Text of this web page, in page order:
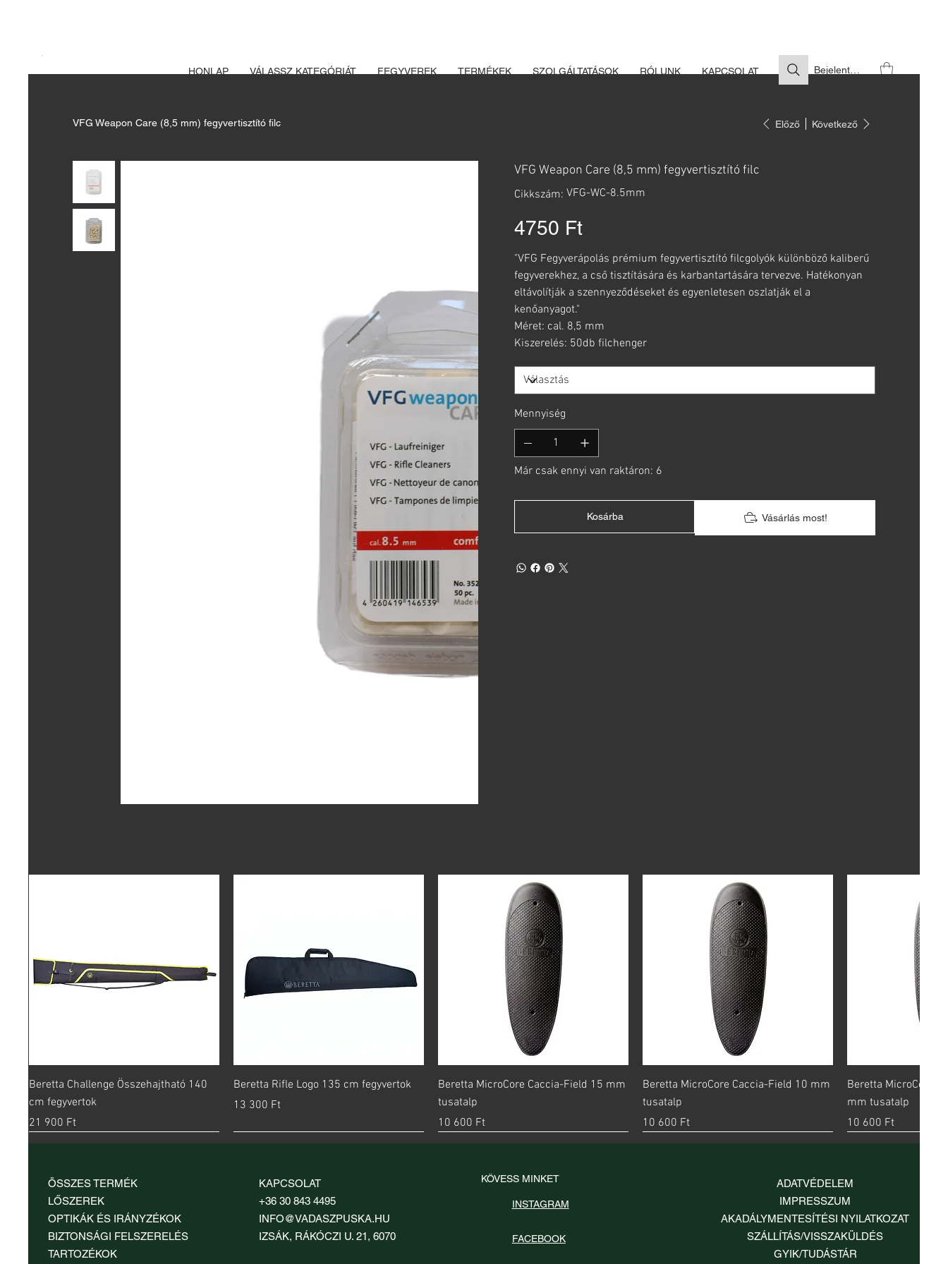
Bejelentkezés
HONLAP VÁLASSZ KATEGÓRIÁT FEGYVEREK TERMÉKEK SZOLGÁLTATÁSOK RÓLUNK KAPCSOLAT
VFG Weapon Care (8,5 mm) fegyvertisztító filc Előző Következő
VFG Weapon Care (8,5 mm) fegyvertisztító filc
Cikkszám: Cikkszám:
VFG-
VFG-WC-8.5mm
4750 Ft
"VFG Fegyverápolás prémium fegyvertisztító filcgolyók különböző kaliberű
fegyverekhez, a cső tisztítására és karbantartására tervezve. Hatékonyan
eltávolítják a szennyeződéseket és egyenletesen oszlatják el a
kenőanyagot."
Méret: cal. 8,5 mm
Kiszerelés: 50db filchenger
Mennyiség
Már csak ennyi van raktáron: 6
Kosárba Vásárlás most!
Gyorsnézet
Beretta Challenge Összehajtható 140
cm fegyvertok
Ár
21 900 Ft
Gyorsnézet
Beretta Rifle Logo 135 cm fegyvertok
Ár
13 300 Ft
Gyorsnézet
Beretta MicroCore Caccia-Field 15 mm
tusatalp
Ár
10 600 Ft
Gyorsnézet
Beretta MicroCore Caccia-Field 10 mm
tusatalp
Ár
10 600 Ft
Beretta MicroCore
mm tusatalp
Ár
10 600 Ft
ADATVÉDELEM
IMPRESSZUM
AKADÁLYMENTESÍTÉSI NYILATKOZAT
SZÁLLÍTÁS/VISSZAKÜLDÉS
GYIK/TUDÁSTÁR
ÖSSZES TERMÉK
LŐSZEREK
OPTIKÁK ÉS IRÁNYZÉKOK
BIZTONSÁGI FELSZERELÉS
TARTOZÉKOK
KÖVESS MINKET
INSTAGRAM
FACEBOOK
KAPCSOLAT
+36 30 843 4495
INFO@VADASZPUSKA.HU
IZSÁK, RÁKÓCZI U. 21, 6070